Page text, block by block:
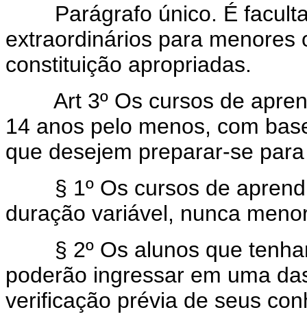
Parágrafo único. É
extraordinários para menores
constituição apropriadas.
Art 3º Os cursos de
14 anos pelo menos, com
que desejem preparar-se
§ 1º Os cursos de
duração variável, nunca
§ 2º Os alunos que
poderão ingressar em uma
verificação prévia de seus